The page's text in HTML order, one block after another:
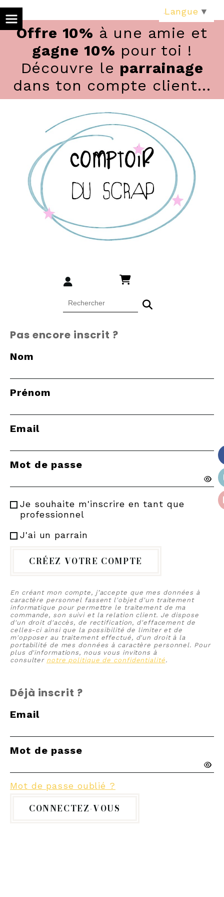
Offre 10% à une amie et
gagne 10% pour toi !
Découvre le parrainage
dans ton compte client...
Pas encore inscrit ?
Nom
Prénom
Email
Mot de passe
Je souhaite m'inscrire en tant que
professionnel
J'ai un parrain
CRÉEZ VOTRE COMPTE
En créant mon compte, j’accepte que mes données à
caractère personnel fassent l'objet d'un traitement
informatique pour permettre le traitement de ma
commande, son suivi et la relation client. Je dispose
d'un droit d'accès, de rectification, d'effacement de
celles-ci ainsi que la possibilité de limiter et de
m'opposer au traitement effectué, d'un droit à la
portabilité de mes données à caractère personnel. Pour
plus d'informations, nous vous invitons à
consulter notre politique de confidentialité.
Déjà inscrit ?
Email
Mot de passe
Mot de passe oublié ?
CONNECTEZ-VOUS
Langue ▼